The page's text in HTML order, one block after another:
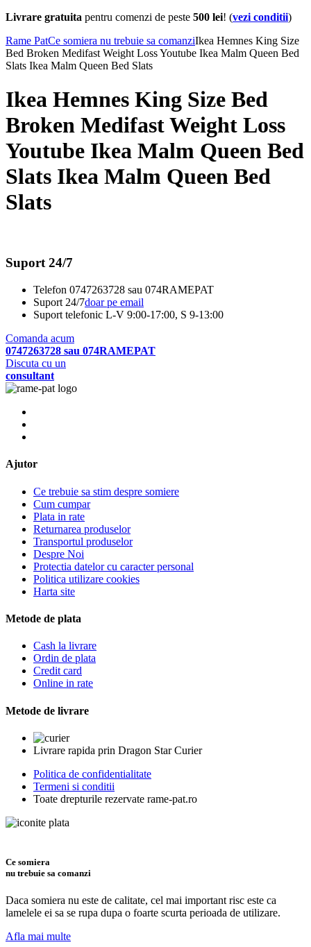
Livrare gratuita pentru comenzi de peste 500 lei! (vezi conditii)
Rame PatCe somiera nu trebuie sa comanziIkea Hemnes King Size
Bed Broken Medifast Weight Loss Youtube Ikea Malm Queen Bed
Slats Ikea Malm Queen Bed Slats
Ikea Hemnes King Size Bed
Broken Medifast Weight Loss
Youtube Ikea Malm Queen Bed
Slats Ikea Malm Queen Bed
Slats
Suport 24/7
Telefon 0747263728 sau 074RAMEPAT
Suport 24/7doar pe email
Suport telefonic L-V 9:00-17:00, S 9-13:00
Comanda acum
0747263728 sau 074RAMEPAT
Discuta cu un
consultant
Ajutor
Ce trebuie sa stim despre somiere
Cum cumpar
Plata in rate
Returnarea produselor
Transportul produselor
Despre Noi
Protectia datelor cu caracter personal
Politica utilizare cookies
Harta site
Metode de plata
Cash la livrare
Ordin de plata
Credit card
Online in rate
Metode de livrare
Livrare rapida prin Dragon Star Curier
Politica de confidentialitate
Termeni si conditii
Toate drepturile rezervate rame-pat.ro
Ce somiera
nu trebuie sa comanzi
Daca somiera nu este de calitate, cel mai important risc este ca
lamelele ei sa se rupa dupa o foarte scurta perioada de utilizare.
Afla mai multe